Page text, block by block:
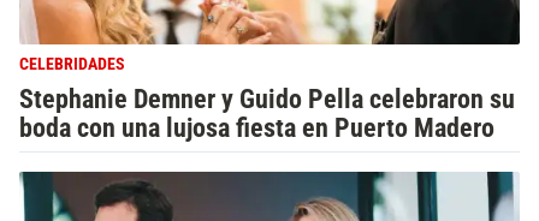
CELEBRIDADES
Stephanie Demner y Guido Pella celebraron su
boda con una lujosa fiesta en Puerto Madero